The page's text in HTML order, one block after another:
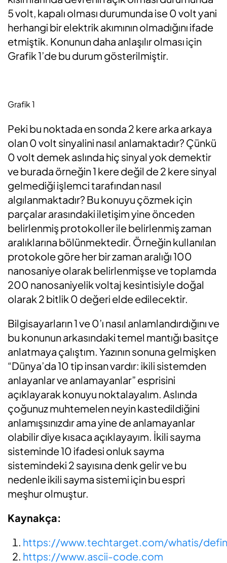
5 volt, kapalı olması durumunda ise 0 volt yani
herhangi bir elektrik akımının olmadığını ifade
etmiştik. Konunun daha anlaşılır olması için
Grafik 1’de bu durum gösterilmiştir.
Grafik 1
Peki bu noktada en sonda 2 kere arka arkaya
olan 0 volt sinyalini nasıl anlamaktadır? Çünkü
0 volt demek aslında hiç sinyal yok demektir
ve burada örneğin 1 kere değil de 2 kere sinyal
gelmediği işlemci tarafından nasıl
algılanmaktadır? Bu konuyu çözmek için
parçalar arasındaki iletişim yine önceden
belirlenmiş protokoller ile belirlenmiş zaman
aralıklarına bölünmektedir. Örneğin kullanılan
protokole göre her bir zaman aralığı 100
nanosaniye olarak belirlenmişse ve toplamda
200 nanosaniyelik voltaj kesintisiyle doğal
olarak 2 bitlik 0 değeri elde edilecektir.
Bilgisayarların 1 ve 0’ı nasıl anlamlandırdığını ve
bu konunun arkasındaki temel mantığı basitçe
anlatmaya çalıştım. Yazının sonuna gelmişken
“Dünya’da 10 tip insan vardır: ikili sistemden
anlayanlar ve anlamayanlar” esprisini
açıklayarak konuyu noktalayalım. Aslında
çoğunuz muhtemelen neyin kastedildiğini
anlamışsınızdır ama yine de anlamayanlar
olabilir diye kısaca açıklayayım. İkili sayma
sisteminde 10 ifadesi onluk sayma
sistemindeki 2 sayısına denk gelir ve bu
nedenle ikili sayma sistemi için bu espri
meşhur olmuştur.
Kaynakça:
https://www.techtarget.com/whatis/
https://www.ascii-code.com